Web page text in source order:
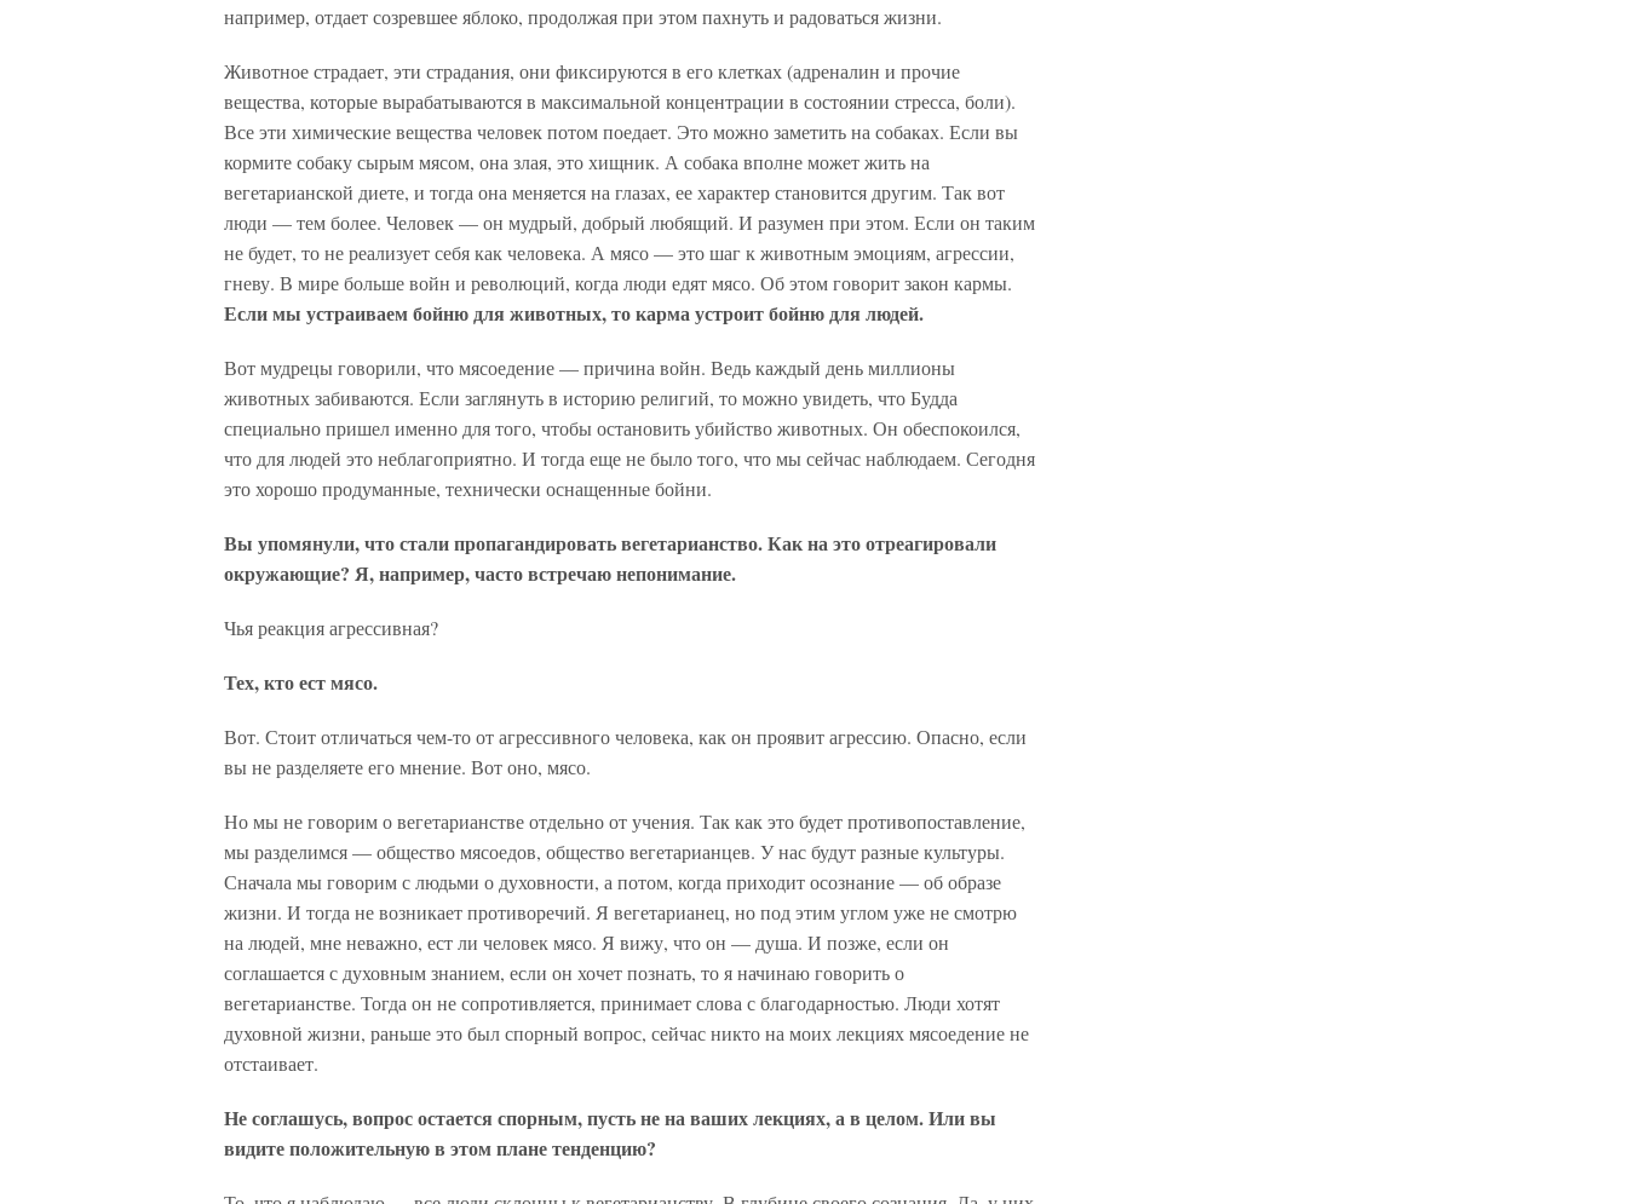
например, отдает созревшее яблоко, продолжая при этом пахнуть и радоваться жизни.
Животное страдает, эти страдания, они фиксируются в его клетках (адреналин и прочие
вещества, которые вырабатываются в максимальной концентрации в состоянии стресса, боли).
Все эти химические вещества человек потом поедает. Это можно заметить на собаках. Если вы
кормите собаку сырым мясом, она злая, это хищник. А собака вполне может жить на
вегетарианской диете, и тогда она меняется на глазах, ее характер становится другим. Так вот
люди — тем более. Человек — он мудрый, добрый любящий. И разумен при этом. Если он таким
не будет, то не реализует себя как человека. А мясо — это шаг к животным эмоциям, агрессии,
гневу. В мире больше войн и революций, когда люди едят мясо. Об этом говорит закон кармы.
Если мы устраиваем бойню для животных, то карма устроит бойню для людей.
Вот мудрецы говорили, что мясоедение — причина войн. Ведь каждый день миллионы
животных забиваются. Если заглянуть в историю религий, то можно увидеть, что Будда
специально пришел именно для того, чтобы остановить убийство животных. Он обеспокоился,
что для людей это неблагоприятно. И тогда еще не было того, что мы сейчас наблюдаем. Сегодня
это хорошо продуманные, технически оснащенные бойни.
Вы упомянули, что стали пропагандировать вегетарианство. Как на это отреагировали
окружающие? Я, например, часто встречаю непонимание.
Чья реакция агрессивная?
Тех, кто ест мясо.
Вот. Стоит отличаться чем-то от агрессивного человека, как он проявит агрессию. Опасно, если
вы не разделяете его мнение. Вот оно, мясо.
Но мы не говорим о вегетарианстве отдельно от учения. Так как это будет противопоставление,
мы разделимся — общество мясоедов, общество вегетарианцев. У нас будут разные культуры.
Сначала мы говорим с людьми о духовности, а потом, когда приходит осознание — об образе
жизни. И тогда не возникает противоречий. Я вегетарианец, но под этим углом уже не смотрю
на людей, мне неважно, ест ли человек мясо. Я вижу, что он — душа. И позже, если он
соглашается с духовным знанием, если он хочет познать, то я начинаю говорить о
вегетарианстве. Тогда он не сопротивляется, принимает слова с благодарностью. Люди хотят
духовной жизни, раньше это был спорный вопрос, сейчас никто на моих лекциях мясоедение не
отстаивает.
Не соглашусь, вопрос остается спорным, пусть не на ваших лекциях, а в целом. Или вы
видите положительную в этом плане тенденцию?